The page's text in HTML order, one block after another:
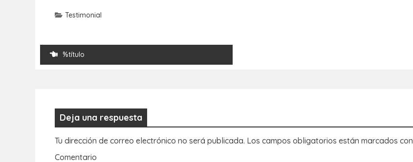
Testimonial
%título
Deja una respuesta
Tu dirección de correo electrónico no será publicada. Los campos obligatorios están marcados con
Comentario